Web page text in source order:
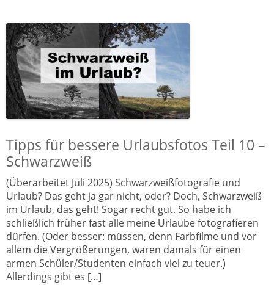
Tipps für bessere Urlaubsfotos Teil 10 –
Schwarzweiß
(Überarbeitet Juli 2025) Schwarzweißfotografie und
Urlaub? Das geht ja gar nicht, oder? Doch, Schwarzweiß
im Urlaub, das geht! Sogar recht gut. So habe ich
schließlich früher fast alle meine Urlaube fotografieren
dürfen. (Oder besser: müssen, denn Farbfilme und vor
allem die Vergrößerungen, waren damals für einen
armen Schüler/Studenten einfach viel zu teuer.)
Allerdings gibt es […]